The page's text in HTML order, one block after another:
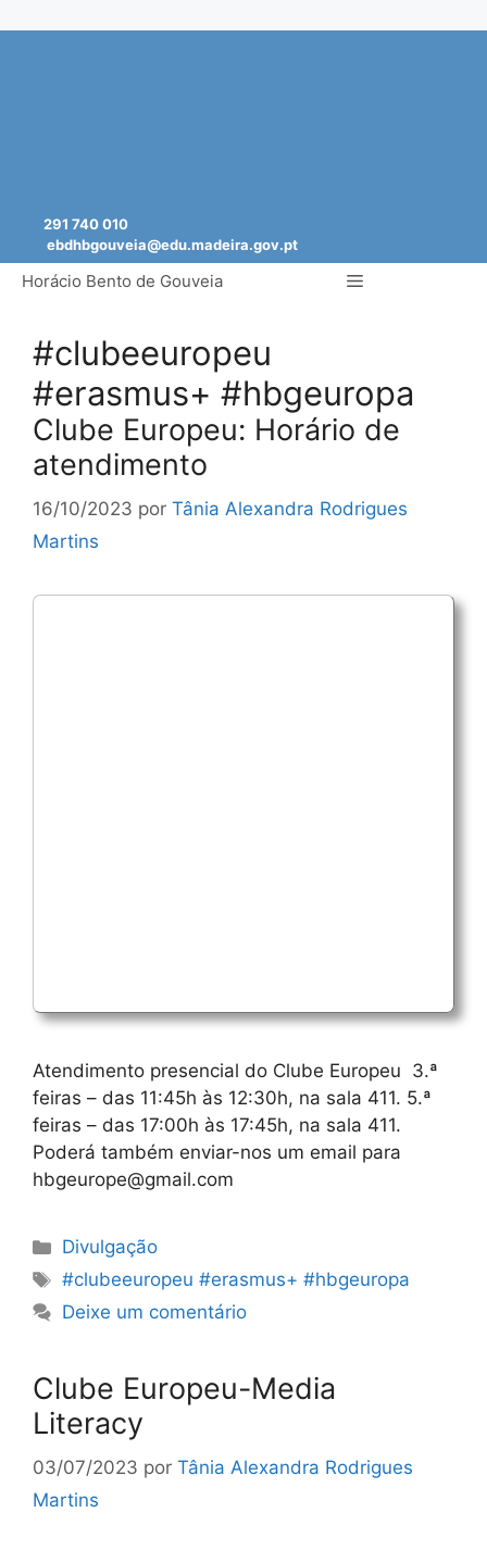
291 740 010
ebdhbgouveia@edu.madeira.gov.pt
Horácio Bento de Gouveia Menu
#clubeeuropeu
#erasmus+ #hbgeuropa
Clube Europeu: Horário de
atendimento
16/10/2023 por Tânia Alexandra Rodrigues
Martins
Atendimento presencial do Clube Europeu 3.ª
feiras – das 11:45h às 12:30h, na sala 411. 5.ª
feiras – das 17:00h às 17:45h, na sala 411.
Poderá também enviar-nos um email para
hbgeurope@gmail.com
Categorias
Divulgação
Etiquetas
#clubeeuropeu #erasmus+ #hbgeuropa
Deixe um comentário
Clube Europeu-Media
Literacy
03/07/2023 por Tânia Alexandra Rodrigues
Martins